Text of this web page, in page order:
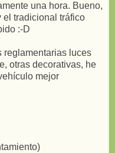
una hora. Bueno,
el tradicional tráfico
:-D
reglamentarias luces
otras decorativas, he
mejor